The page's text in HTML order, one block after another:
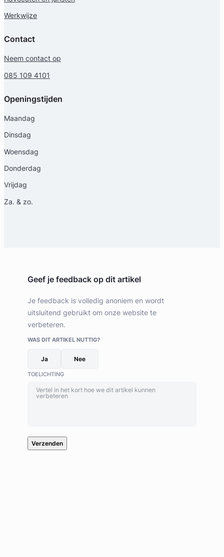
Werkwijze
Contact
Neem contact op
085 109 4101
Openingstijden
Maandag
Dinsdag
Woensdag
Donderdag
Vrijdag
Za. & zo.
Geef je feedback op dit artikel
Je feedback is volledig anoniem en wordt
uitsluitend gebruikt om onze website te
verbeteren.
WAS DIT ARTIKEL NUTTIG?
Ja Nee
TOELICHTING
Verzenden